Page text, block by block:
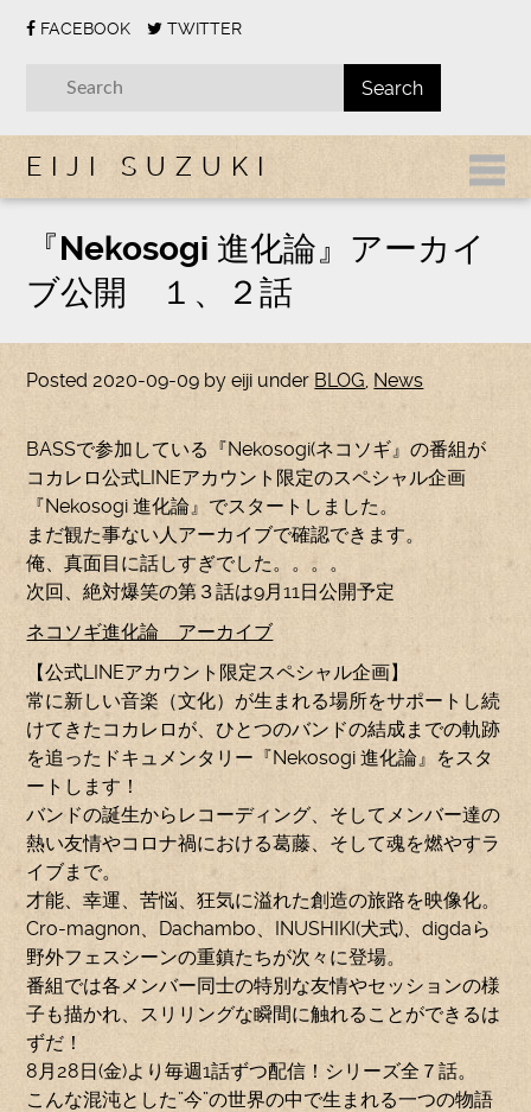
FACEBOOK TWITTER
EIJI SUZUKI
『Nekosogi 進化論』アーカイ
ブ公開 １、２話
Posted2020-09-09 byeiji under BLOG, News
BASSで参加している『Nekosogi(ネコソギ』の番組が
コカレロ公式LINEアカウント限定のスペシャル企画
『Nekosogi 進化論』でスタートしました。
まだ観た事ない人アーカイブで確認できます。
俺、真面目に話しすぎでした。。。。
次回、絶対爆笑の第３話は9月11日公開予定
ネコソギ進化論 アーカイブ
【公式LINEアカウント限定スペシャル企画】
常に新しい音楽（文化）が生まれる場所をサポートし続
けてきたコカレロが、ひとつのバンドの結成までの軌跡
を追ったドキュメンタリー『Nekosogi 進化論』をスタ
ートします！
バンドの誕生からレコーディング、そしてメンバー達の
熱い友情やコロナ禍における葛藤、そして魂を燃やすラ
イブまで。
才能、幸運、苦悩、狂気に溢れた創造の旅路を映像化。
Cro-magnon、Dachambo、INUSHIKI(犬式)、digdaら
野外フェスシーンの重鎮たちが次々に登場。
番組では各メンバー同士の特別な友情やセッションの様
子も描かれ、スリリングな瞬間に触れることができるは
ずだ！
8月28日(金)より毎週1話ずつ配信！シリーズ全７話。
こんな混沌とした”今”の世界の中で生まれる一つの物語